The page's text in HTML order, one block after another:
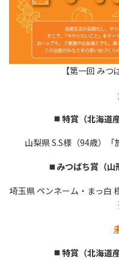
【第一回 みつ
特賞（北海道
山梨県 S.S様（94歳）「
みつばち賞（山
埼玉県 ペンネーム・まっ白
特賞（北海道